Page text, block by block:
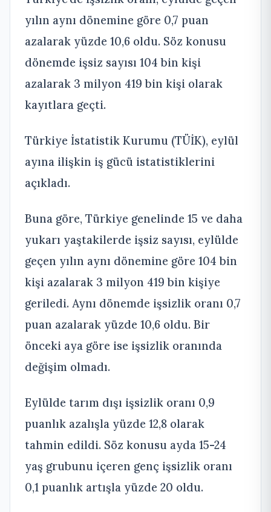
yılın aynı dönemine göre 0,7 puan
azalarak yüzde 10,6 oldu. Söz konusu
dönemde işsiz sayısı 104 bin kişi
azalarak 3 milyon 419 bin kişi olarak
kayıtlara geçti.
Türkiye İstatistik Kurumu (TÜİK), eylül
ayına ilişkin iş gücü istatistiklerini
açıkladı.
Buna göre, Türkiye genelinde 15 ve daha
yukarı yaştakilerde işsiz sayısı, eylülde
geçen yılın aynı dönemine göre 104 bin
kişi azalarak 3 milyon 419 bin kişiye
geriledi. Aynı dönemde işsizlik oranı 0,7
puan azalarak yüzde 10,6 oldu. Bir
önceki aya göre ise işsizlik oranında
değişim olmadı.
Eylülde tarım dışı işsizlik oranı 0,9
puanlık azalışla yüzde 12,8 olarak
tahmin edildi. Söz konusu ayda 15-24
yaş grubunu içeren genç işsizlik oranı
0,1 puanlık artışla yüzde 20 oldu.